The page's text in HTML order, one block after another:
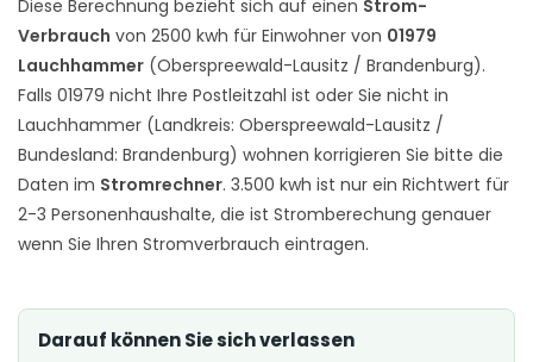
Diese Berechnung bezieht sich auf einen Strom-
Verbrauch von 2500 kwh für Einwohner von 01979
Lauchhammer (Oberspreewald-Lausitz / Brandenburg).
Falls 01979 nicht Ihre Postleitzahl ist oder Sie nicht in
Lauchhammer (Landkreis: Oberspreewald-Lausitz /
Bundesland: Brandenburg) wohnen korrigieren Sie bitte die
Daten im Stromrechner. 3.500 kwh ist nur ein Richtwert für
2-3 Personenhaushalte, die ist Stromberechung genauer
wenn Sie Ihren Stromverbrauch eintragen.
Darauf können Sie sich verlassen